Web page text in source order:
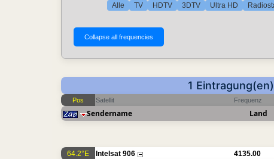
Alle TV HDTV 3DTV Ultra HD
1
Pos Satellit Frequenz
Sendername Land
64.2°E Intelsat 906 4135.00